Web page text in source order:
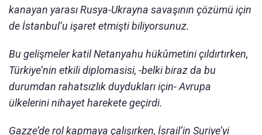
kanayan yarası Rusya-Ukrayna savaşının çözümü için
de İstanbul’u işaret etmişti biliyorsunuz.
Bu gelişmeler katil Netanyahu hükûmetini çıldırtırken,
Türkiye’nin etkili diplomasisi, -belki biraz da bu
durumdan rahatsızlık duydukları için- Avrupa
ülkelerini nihayet harekete geçirdi.
Gazze’de rol kapmaya çalışırken, İsrail’in Suriye’yi